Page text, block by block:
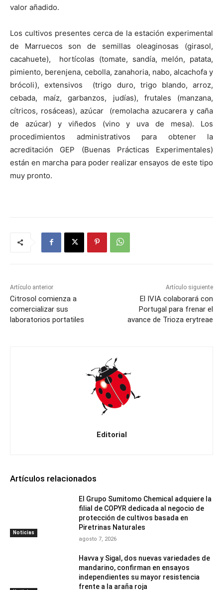
valor añadido.
Los cultivos presentes cerca de la estación experimental
de Marruecos son de semillas oleaginosas (girasol,
cacahuete), hortícolas (tomate, sandía, melón, patata,
pimiento, berenjena, cebolla, zanahoria, nabo, alcachofa y
brócoli), extensivos (trigo duro, trigo blando, arroz,
cebada, maíz, garbanzos, judías), frutales (manzana,
cítricos, rosáceas), azúcar (remolacha azucarera y caña
de azúcar) y viñedos (vino y uva de mesa). Los
procedimientos administrativos para obtener la
acreditación GEP (Buenas Prácticas Experimentales)
están en marcha para poder realizar ensayos de este tipo
muy pronto.
Artículo anterior
Citrosol comienza a
comercializar sus
laboratorios portatiles
Artículo siguiente
El IVIA colaborará con
Portugal para frenar el
avance de Trioza erytreae
Editorial
Artículos relacionados
Noticias
El Grupo Sumitomo Chemical adquiere la
filial de COPYR dedicada al negocio de
protección de cultivos basada en
Piretrinas Naturales
agosto 7, 2026
Havva y Sigal, dos nuevas variedades de
mandarino, confirman en ensayos
independientes su mayor resistencia
frente a la araña roja